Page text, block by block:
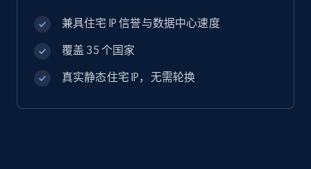
兼具住宅 IP 信誉与数据中心速度
覆盖 35 个国家
真实静态住宅 IP，无需轮换